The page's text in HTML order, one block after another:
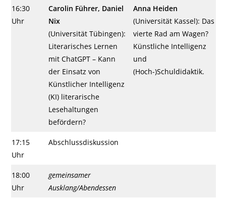
16:30
Uhr
Carolin Führer, Daniel
Nix
(Universität Tübingen):
Literarisches Lernen
mit ChatGPT – Kann
der Einsatz von
Künstlicher Intelligenz
(KI) literarische
Lesehaltungen
befördern?
Anna Heiden
(Universität Kassel): Das
vierte Rad am Wagen?
Künstliche Intelligenz
und
(Hoch-)Schuldidaktik.
17:15
Uhr
Abschlussdiskussion
18:00
Uhr
gemeinsamer
Ausklang/Abendessen